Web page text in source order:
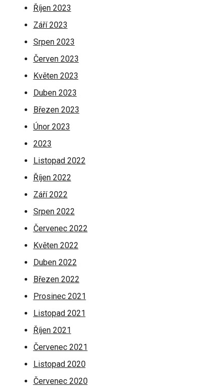
Říjen 2023
Září 2023
Srpen 2023
Červen 2023
Květen 2023
Duben 2023
Březen 2023
Únor 2023
2023
Listopad 2022
Říjen 2022
Září 2022
Srpen 2022
Červenec 2022
Květen 2022
Duben 2022
Březen 2022
Prosinec 2021
Listopad 2021
Říjen 2021
Červenec 2021
Listopad 2020
Červenec 2020